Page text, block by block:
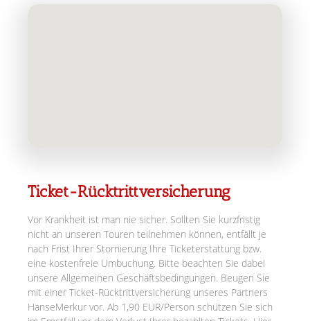
Ticket-Rücktrittversicherung
Vor Krankheit ist man nie sicher. Sollten Sie kurzfristig
nicht an unseren Touren teilnehmen können, entfällt je
nach Frist Ihrer Stornierung Ihre Ticketerstattung bzw.
eine kostenfreie Umbuchung. Bitte beachten Sie dabei
unsere Allgemeinen Geschäftsbedingungen. Beugen Sie
mit einer Ticket-Rücktrittversicherung unseres Partners
HanseMerkur vor. Ab 1,90 EUR/Person schützen Sie sich